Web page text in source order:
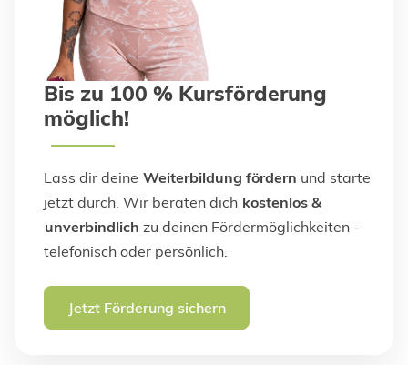
Bis zu 100 % Kursförderung
möglich!
Lass dir deine Weiterbildung fördern und starte
jetzt durch. Wir beraten dich kostenlos &
unverbindlich zu deinen Fördermöglichkeiten -
telefonisch oder persönlich.
Jetzt Förderung sichern